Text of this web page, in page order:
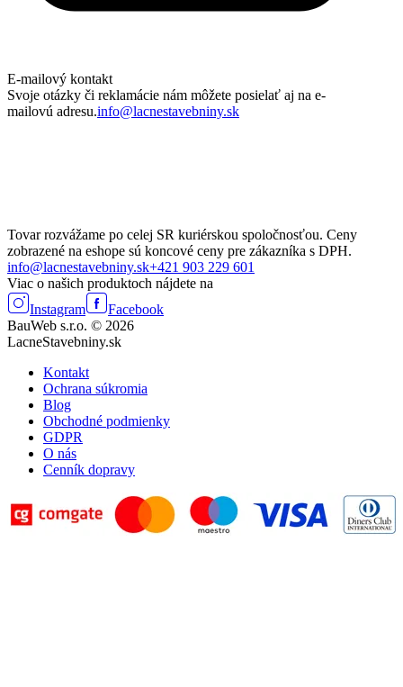
E-mailový kontakt
Svoje otázky či reklamácie nám môžete posielať aj na e-
mailovú adresu.info@lacnestavebniny.sk
Tovar rozvážame po celej SR kuriérskou spoločnosťou. Ceny
zobrazené na eshope sú koncové ceny pre zákazníka s DPH.
info@lacnestavebniny.sk+421 903 229 601
Viac o našich produktoch nájdete na
Instagram
Facebook
BauWeb s.r.o. © 2026
LacneStavebniny.sk
Kontakt
Ochrana súkromia
Blog
Obchodné podmienky
GDPR
O nás
Cenník dopravy